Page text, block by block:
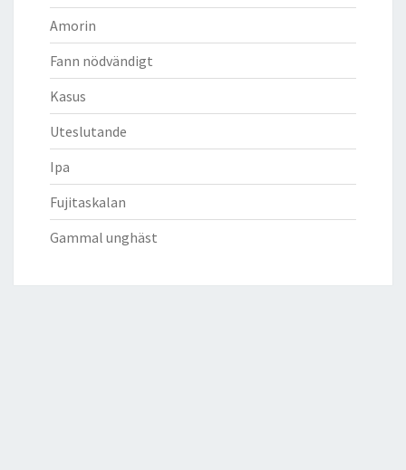
Amorin
Fann nödvändigt
Kasus
Uteslutande
Ipa
Fujitaskalan
Gammal unghäst